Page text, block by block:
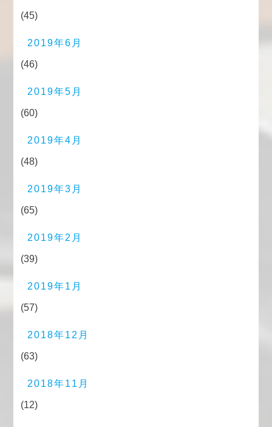
(45)
2019年6月
(46)
2019年5月
(60)
2019年4月
(48)
2019年3月
(65)
2019年2月
(39)
2019年1月
(57)
2018年12月
(63)
2018年11月
(12)